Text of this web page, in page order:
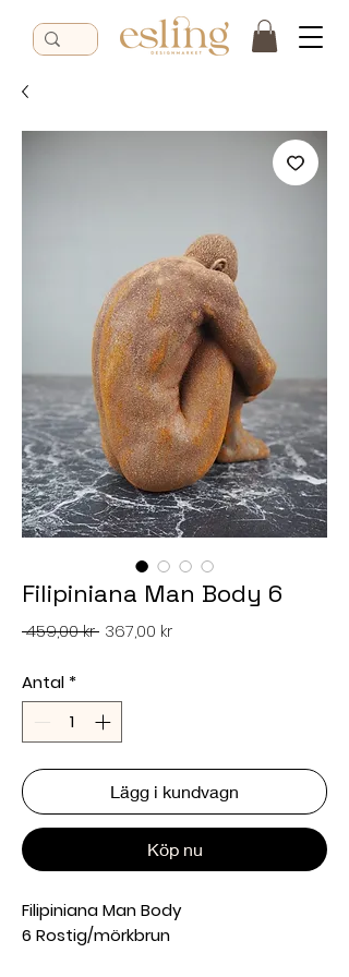
Filipiniana Man Body 6
459,00 kr Ordinarie
367,00 krReapris
Antal *
Lägg i kundvagn
Köp nu
Filipiniana Man Body
6 Rostig/mörkbrun